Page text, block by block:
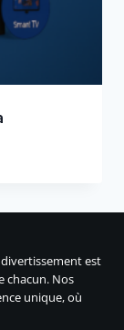
est
chacun. Nos
unique, où